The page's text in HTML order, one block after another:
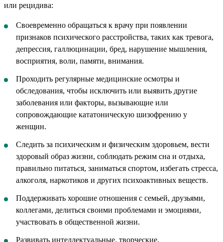
или рецидива:
Своевременно обращаться к врачу при появлении
признаков психического расстройства, таких как тревога,
депрессия, галлюцинации, бред, нарушение мышления,
восприятия, воли, памяти, внимания.
Проходить регулярные медицинские осмотры и
обследования, чтобы исключить или выявить другие
заболевания или факторы, вызывающие или
сопровождающие кататоническую шизофрению у
женщин.
Следить за психическим и физическим здоровьем, вести
здоровый образ жизни, соблюдать режим сна и отдыха,
правильно питаться, заниматься спортом, избегать стресса,
алкоголя, наркотиков и других психоактивных веществ.
Поддерживать хорошие отношения с семьей, друзьями,
коллегами, делиться своими проблемами и эмоциями,
участвовать в общественной жизни.
Развивать интеллектуальные, творческие,